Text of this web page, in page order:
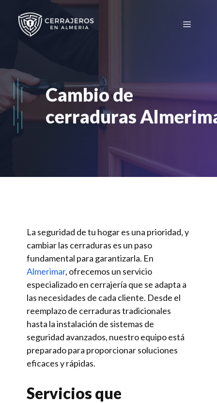
contenido
Menú
Cambio de
cerraduras
La seguridad de tu hogar es una prioridad, y
cambiar las cerraduras es un paso
fundamental para garantizarla. En
Almerimar, ofrecemos un servicio
especializado en cerrajería que se adapta a
las necesidades de cada cliente. Desde el
reemplazo de cerraduras tradicionales
hasta la instalación de sistemas de
seguridad avanzados, nuestro equipo está
preparado para proporcionar soluciones
eficaces y rápidas.
Servicios que